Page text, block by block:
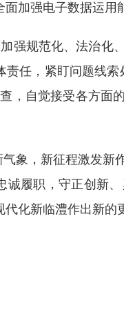
加强电子数据运
强规范化、法治化
责任，紧盯问题线
，自觉接受各方面
气象，新征程激发
诚履职，守正创新
化新临澧作出新的